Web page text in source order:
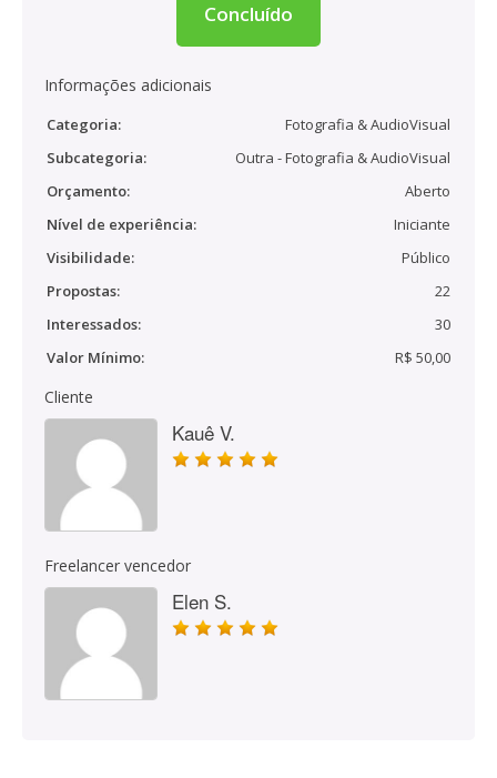
Concluído
Informações adicionais
Categoria:
Fotografia & AudioVisual
Subcategoria:
Outra - Fotografia & AudioVisual
Orçamento:
Aberto
Nível de experiência:
Iniciante
Visibilidade:
Público
Propostas:
22
Interessados:
30
Valor Mínimo:
R$ 50,00
Cliente
Kauê V.
Freelancer vencedor
Elen S.